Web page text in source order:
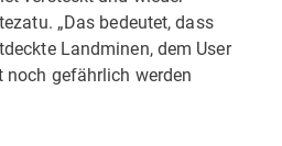
„Das bedeutet, dass
Landminen, dem User
noch gefährlich werden